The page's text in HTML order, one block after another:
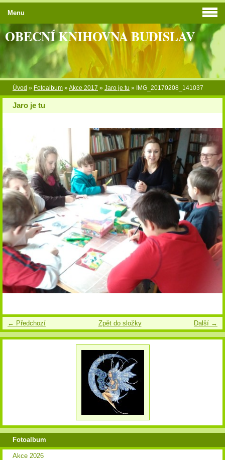
OBECNÍ KNIHOVNA BUDISLAV
Úvod » Fotoalbum »Akce 2017 » Jaro je tu » IMG_20170208_141037
Jaro je tu
← Předchozí Další →
Zpět do složky
Menu
Fotoalbum
Akce 2026